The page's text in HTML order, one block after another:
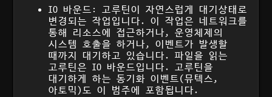
IO 바운드: 고루틴이 자연스럽게 대기상태로
변경되는 작업입니다. 이 작업은 네트워크를
통해 리소스에 접근하거나, 운영체제의
시스템 호출을 하거나, 이벤트가 발생할
때까지 대기하고 있습니다. 파일을 읽는
고루틴은 IO 바운드입니다. 고루틴을
대기하게 하는 동기화 이벤트(뮤텍스,
아토믹)도 이 범주에 포함됩니다.